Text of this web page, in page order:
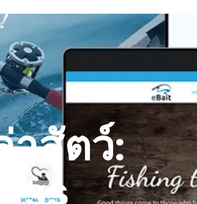
German
Japanese
Vietnamese
Russian
สัตว์: